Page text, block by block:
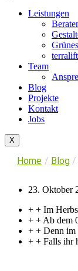
Leistungen
Grünes
terralift
Team
Blog
Projekte
Kontakt
Jobs
X
Home / Blog /
23. Oktober
+ + Im
+ + Ab dem
+ + Denn im
+ + Falls ihr